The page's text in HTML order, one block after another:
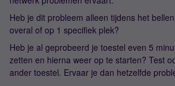
Heb je dit probleem alleen tijdens het
overal of op 1 specifiek plek?
Heb je al geprobeerd je toestel even 5
zetten en hierna weer op te starten? Test
ander toestel. Ervaar je dan hetzelfde